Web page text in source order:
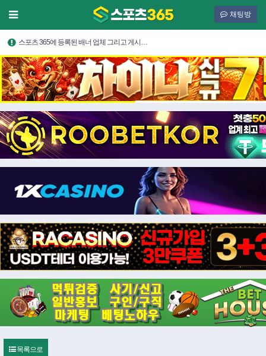
채팅방
스포츠 365에 등록된 배너 업체 그리고 게시…
목록으로